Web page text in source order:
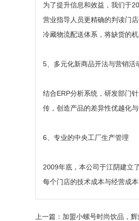
为了提升信息和效益，我们于
营业指导人员更精确的判读门
冷藏物流配送体系，将缺货的
5、多元化新商品开法与营销活
结合ERP分析系统，研发部门
传，创造产品的差异性优越化与
6、专业的中央工厂生产管理
2009年底，本公司于江阴建立
每个门店的技术成本与经营成本
上一篇： 加盟小螺号时尚饮品，